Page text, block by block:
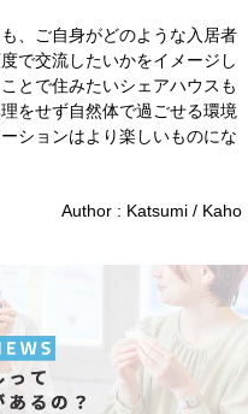
、ご自身がどのような入居者
で交流したいかをイメージし
とで住みたいシェアハウスも
をせず自然体で過ごせる環境
ションはより楽しいものにな
Author : Katsumi / Kaho